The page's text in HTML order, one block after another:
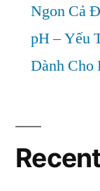
Ngon Cả
pH – Yếu
Dành Cho